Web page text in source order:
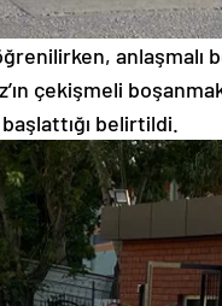
anlaşmalı
çekişmeli
belirtildi.